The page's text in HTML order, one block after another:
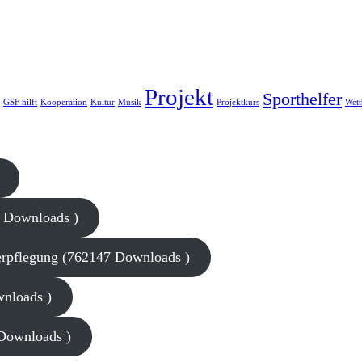
GSF hilft Kooperation Kultur Musik Projekt Projektkurs Sporthelfer
)
(762147 Downloads )
)
)